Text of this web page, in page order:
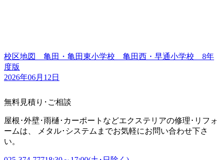
校区地図 亀田・亀田東小学校 亀田西・早通小学校 8年
度版
2026年06月12日
無料見積り･ご相談
屋根･外壁･雨樋･カーポートなどエクステリアの修理･リフォ
ームは、 メタル･システムまでお気軽にお問い合わせ下さ
い。